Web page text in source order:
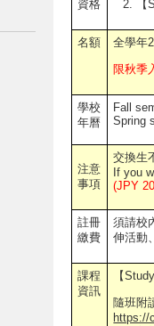
資格
名額
全學年
限秋季
學校
年曆
Fall
Spring
注意
事項
交換生
If you
(JPY
註冊
繳費
須請校
伸活動
課程
資訊
【
隨班附
https://